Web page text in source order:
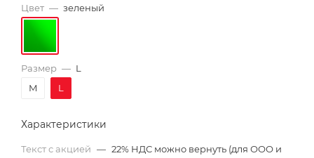
Цвет — зеленый
Размер — L
M
L
Характеристики
Текст с акцией — 22% НДС можно вернуть (для ООО и